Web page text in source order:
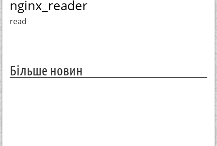
nginx_reader
read
Більше новин